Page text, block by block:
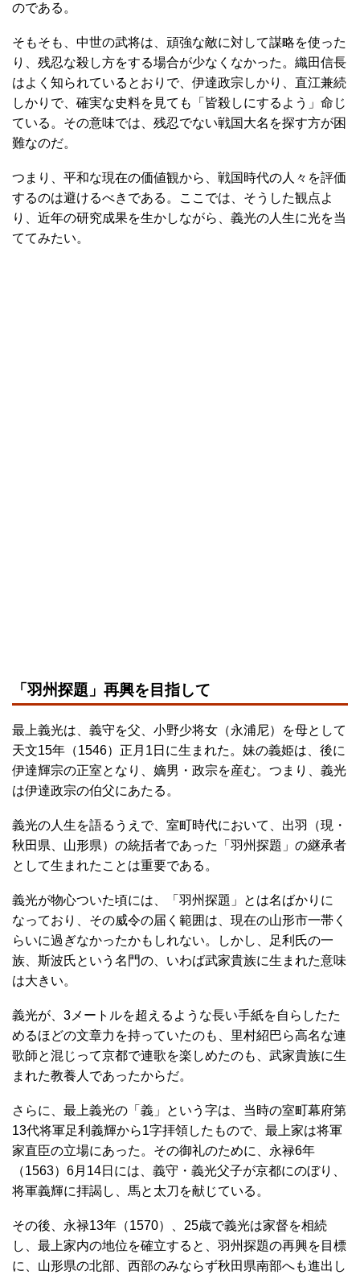
のである。
そもそも、中世の武将は、頑強な敵に対して謀略を使った
り、残忍な殺し方をする場合が少なくなかった。織田信長
はよく知られているとおりで、伊達政宗しかり、直江兼続
しかりで、確実な史料を見ても「皆殺しにするよう」命じ
ている。その意味では、残忍でない戦国大名を探す方が困
難なのだ。
つまり、平和な現在の価値観から、戦国時代の人々を評価
するのは避けるべきである。ここでは、そうした観点よ
り、近年の研究成果を生かしながら、義光の人生に光を当
ててみたい。
「羽州探題」再興を目指して
最上義光は、義守を父、小野少将女（永浦尼）を母として
天文15年（1546）正月1日に生まれた。妹の義姫は、後に
伊達輝宗の正室となり、嫡男・政宗を産む。つまり、義光
は伊達政宗の伯父にあたる。
義光の人生を語るうえで、室町時代において、出羽（現・
秋田県、山形県）の統括者であった「羽州探題」の継承者
として生まれたことは重要である。
義光が物心ついた頃には、「羽州探題」とは名ばかりに
なっており、その威令の届く範囲は、現在の山形市一帯く
らいに過ぎなかったかもしれない。しかし、足利氏の一
族、斯波氏という名門の、いわば武家貴族に生まれた意味
は大きい。
義光が、3メートルを超えるような長い手紙を自らしたた
めるほどの文章力を持っていたのも、里村紹巴ら高名な連
歌師と混じって京都で連歌を楽しめたのも、武家貴族に生
まれた教養人であったからだ。
さらに、最上義光の「義」という字は、当時の室町幕府第
13代将軍足利義輝から1字拝領したもので、最上家は将軍
家直臣の立場にあった。その御礼のために、永禄6年
（1563）6月14日には、義守・義光父子が京都にのぼり、
将軍義輝に拝謁し、馬と太刀を献じている。
その後、永禄13年（1570）、25歳で義光は家督を相続
し、最上家内の地位を確立すると、羽州探題の再興を目標
に、山形県の北部、西部のみならず秋田県南部へも進出し